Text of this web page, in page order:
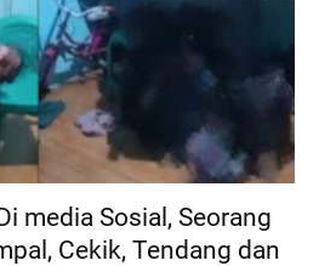
media Sosial, Seorang
Cekik, Tendang dan